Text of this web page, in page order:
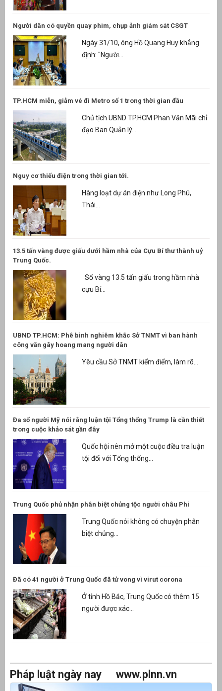
Người dân có quyền quay phim, chụp ảnh giám sát CSGT
Ngày 31/10, ông Hồ Quang Huy khẳng
định: "Người...
TP.HCM miễn, giảm vé đi Metro số 1 trong thời gian đầu
Chủ tịch UBND TP.HCM Phan Văn Mãi chỉ
đạo Ban Quản lý...
Nguy cơ thiếu điện trong thời gian tới.
Hàng loạt dự án điện như Long Phú,
Thái...
13.5 tấn vàng được giấu dưới hầm nhà của Cựu Bí thư thành uỷ
Trung Quốc.
Số vàng 13.5 tấn giấu trong hầm nhà
cựu Bí...
UBND TP.HCM: Phê bình nghiêm khắc Sở TNMT vì ban hành
công văn gây hoang mang người dân
Yêu cầu Sở TNMT kiểm điểm, làm rõ...
Đa số người Mỹ nói rằng luận tội Tổng thống Trump là cần thiết
trong cuộc khảo sát gần đây
Quốc hội nên mở một cuộc điều tra luận
tội đối với Tổng thống...
Trung Quốc phủ nhận phân biệt chủng tộc người châu Phi
Trung Quốc nói không có chuyện phân
biệt chủng...
Đã có 41 người ở Trung Quốc đã tử vong vì virut corona
Ở tỉnh Hồ Bắc, Trung Quốc có thêm 15
người được xác...
Pháp luật ngày nay www.plnn.vn